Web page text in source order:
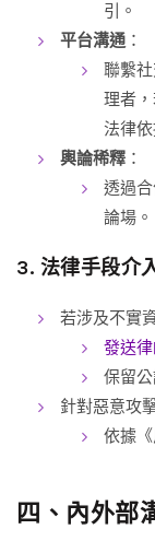
引。
平台溝通 ：
聯繫
理者
法律依
輿論稀釋 ：
透過
論場。
3. 法律手段介
若涉及不實
發送
保留
針對惡意攻
依據
四、內外部